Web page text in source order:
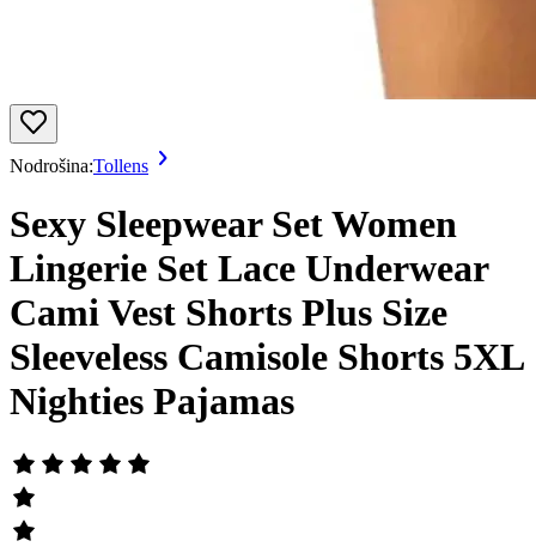
Nodrošina:Tollens
Sexy Sleepwear Set Women
Lingerie Set Lace Underwear
Cami Vest Shorts Plus Size
Sleeveless Camisole Shorts 5XL
Nighties Pajamas